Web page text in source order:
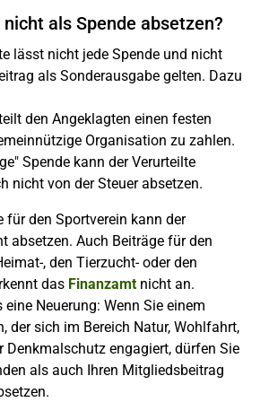
als Spende absetzen?
lässt nicht jede Spende und nicht
als Sonderausgabe gelten. Dazu
den Angeklagten einen festen
Organisation zu zahlen.
Spende kann der Verurteilte
nicht von der Steuer absetzen.
für den Sportverein kann der
absetzen. Auch Beiträge für den
, den Tierzucht- oder den
das Finanzamtnicht an.
Neuerung: Wenn Sie einem
der sich im Bereich Natur, Wohlfahrt,
Denkmalschutz engagiert, dürfen Sie
als auch Ihren Mitgliedsbeitrag